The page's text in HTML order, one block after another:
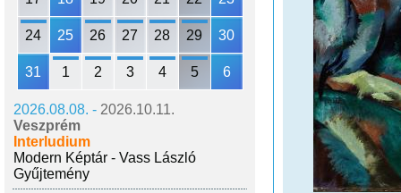
24 25 26 27 28 29 30
31 1 2 3 4 5 6
2026.08.08. - 2026.10.11.
Veszprém
Interludium
Modern Képtár - Vass László
Gyűjtemény